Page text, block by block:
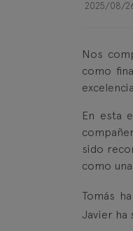
2025/08/
Nos
como
En esta
sido
como
Tomás
Javier ha